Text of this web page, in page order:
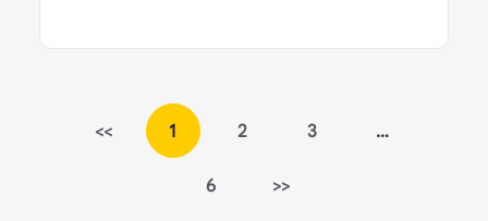
เตือนหมายถึงอะไร? ข้อร้องเรียนเงินมัดจำพูลวิลล่าเป็นสัญญาณ
เตือน หมายถึงรีวิวที่ผู้เข้าพักพูดถึงปัญหาเกี่ยวกับเงินมัดจำ เช่น คืน
เงินช้า หักเงินโดยไม่อธิบาย เงื่อนไขไม่ชัด หรือยอดเงินที่ต้องวาง
คุ้มครองความเสียหายที่อาจเกิดขึ้นกับบ้าน เช่น เฟอร์นิเจอร์เสียหาย
<< 1 2 3 …
6 >>